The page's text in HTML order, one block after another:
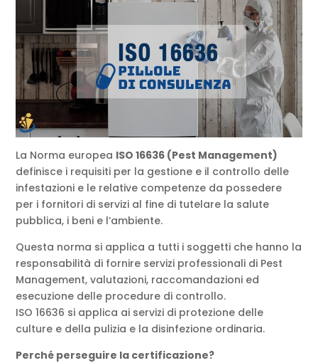
La Norma europea ISO 16636 (Pest Management)
definisce i requisiti per la gestione e il controllo delle
infestazioni e le relative competenze da possedere
per i fornitori di servizi al fine di tutelare la salute
pubblica, i beni e l’ambiente.
Questa norma si applica a tutti i soggetti che hanno la
responsabilità di fornire servizi professionali di Pest
Management, valutazioni, raccomandazioni ed
esecuzione delle procedure di controllo.
ISO 16636 si applica ai servizi di protezione delle
culture e della pulizia e la disinfezione ordinaria.
Perché perseguire la certificazione?